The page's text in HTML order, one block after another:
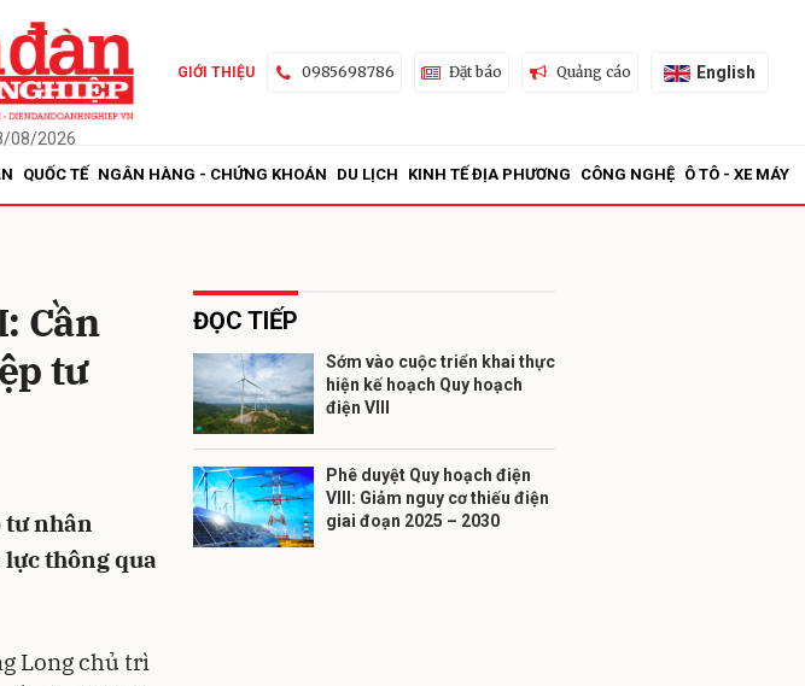
08/2026
GIỚI THIỆU 0985698786 Đặt báo Quảng cáo English
QUỐC TẾ NGÂN HÀNG - CHỨNG KHOÁN DU LỊCH KINH TẾ ĐỊA PHƯƠNG CÔNG NGHỆ Ô TÔ - XE MÁY
Cần
tư
tư nhân
thông qua
Long chủ trì
ĐỌC TIẾP
Sớm vào cuộc triển khai thực
hiện kế hoạch Quy hoạch
điện VIII
Phê duyệt Quy hoạch điện
VIII: Giảm nguy cơ thiếu điện
giai đoạn 2025 – 2030
Gửi